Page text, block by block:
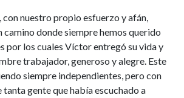
con nuestro propio esfuerzo y afán,
camino donde siempre hemos querido
por los cuales Víctor entregó su vida y
trabajador, generoso y alegre. Este
siempre independientes, pero con
tanta gente que había escuchado a